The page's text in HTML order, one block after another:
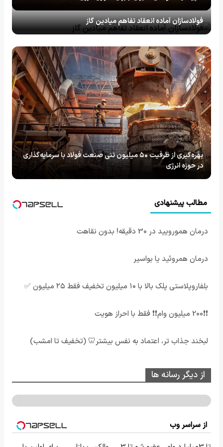
فولادسازان آماده انعقاد تفاهم میادین گاز
بهره‌گیری از ظرفیت ۵۰ میلیون تنی صنعت فولاد با سرمایه‌گذاری
در حوزه انرژی
مطالب پیشنهادی
درمان همورویید در 30 دقیقه! بدون نقاهت
درمان همروئید یا بواسیر
بلفاروپلاستی پلک بالا با ۱۰ میلیون تخفیف فقط ۲۵ میلیون ✅
❗❗200 میلیون وام❗❗ فقط با احراز هویت
لبخند جذاب تر، اعتماد به نفس بیشتر🦷 (تخفیف تا امشب)
از دیگر رسانه ها
از سراسر وب